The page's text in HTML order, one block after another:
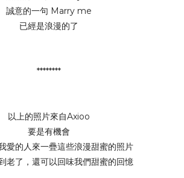
誠意的一句 Marry me
已經是浪漫的了
********
以上的照片來自Axioo
要是有機會
愛的人來一疊這些浪漫甜蜜的照片
老了，還可以回味我們甜蜜的回憶